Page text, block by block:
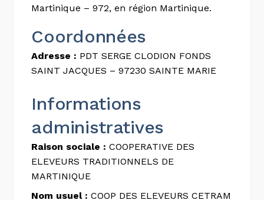
Martinique – 972, en région Martinique.
Coordonnées
Adresse : PDT SERGE CLODION FONDS
SAINT JACQUES – 97230 SAINTE MARIE
Informations
administratives
Raison sociale : COOPERATIVE DES
ELEVEURS TRADITIONNELS DE
MARTINIQUE
Nom usuel : COOP DES ELEVEURS CETRAM